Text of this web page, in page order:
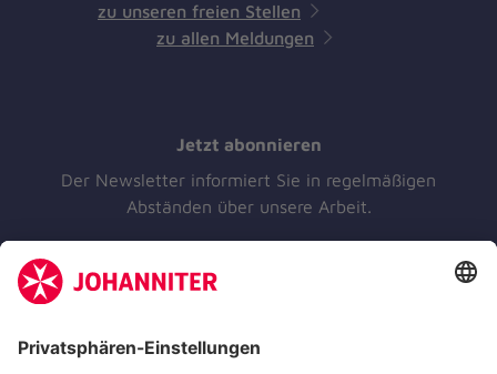
zu unseren freien Stellen
zu allen Meldungen
Jetzt abonnieren
Der Newsletter informiert Sie in regelmäßigen
Abständen über unsere Arbeit.